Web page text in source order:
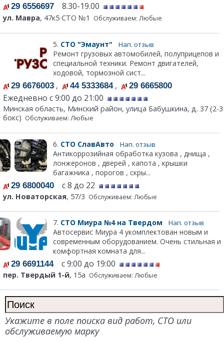
29 6556697 8.30-19.00
ул. Мавра, 47к5 СТО №1 Обслуживаем: Любые
5. СТО "Эмаунт" Нап. отзыв
Ремонт грузовых автомобилей, полуприцепов и
специальной техники. Ремонт двигателей,
ходовой, тормозной сист...
29 6676003 , 44 5333684, 29 6665800
Ежедневно с 9:00 до 21:00
Минская область, Минский район, улица Бабушкина, д. 37 (2-3
бокс) Обслуживаем: Любые
6. СТО СлавАвто Нап. отзыв
Антикоррозийная обработка кузова , днища ,
лонжеронов , дверей , капота , крышки
багажника , порогов , скры...
29 6800040 с 8 до 22
ул. Новаторская, 57/3 Обслуживаем: Любые
7. СТО Миура №4 на Твердом Нап. отзыв
Автосервис Миура 4 укомплектован новым и
современным оборудованием. Очень стильная и
комфортная комната для...
29 6691144с 9:00 до 19:00
пер. Твердый 1-й, 15а Обслуживаем: Любые
Укажите в поле поиска вид работ, СТО или
обслуживаемую марку